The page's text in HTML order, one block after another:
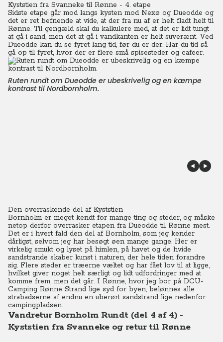
Kyststien fra Svanneke til Rønne - 4. etape
Sidste etape går mod langs kysten mod Nexø og Dueodde og
det er ret befriende at vide, at der fra nu af er helt fladt helt til
Rønne. Til gengæld skal du kalkulere med, at det er lidt tungt
at gå i sand, men det at gå i vandkanten er helt suverænt. Ved
Dueodde kan du se fyret lang tid, før du er der. Har du tid så
gå op til fyret, hvor der er flere små spisesteder og cafeer.
Ruten rundt om Dueodde er ubeskrivelig og en kæmpe
kontrast til Nordbornholm.
Den overraskende del af Kyststien
Bornholm er meget kendt for mange ting og steder, og måske
netop derfor overrasker etapen fra Dueodde til Rønne mest.
Det er i hvert fald den del af Bornholm, som jeg kender
dårligst, selvom jeg har besøgt øen mange gange. Her er
virkelig smukt og lyset på himlen, på havet og de hvide
sandstrande skaber kunst i naturen, der hele tiden forandre
sig. Flere steder er træerne væltet og har fået lov til at ligge,
hvilket giver noget helt særligt og lidt udfordringer med at
komme frem, men det går. I Rønne, hvor jeg bor på DCU-
Camping Rønne Strand lige syd for byen, belønnes alle
strabadserne af endnu en uberørt sandstrand lige nedenfor
campingpladsen.
Vandretur Bornholm Rundt (del 4 af 4) -
Kyststien fra Svanneke og retur til Rønne